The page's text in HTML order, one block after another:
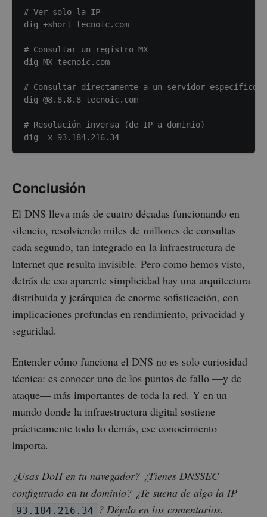
# Ver solo la IP
dig +short tecnoic.com
# Consultar un registro MX
dig MX tecnoic.com
# Consultar directamente a un servidor específico
dig @8.8.8.8 tecnoic.com
# Resolución inversa (de IP a dominio)
Conclusión
El DNS lleva más de cuatro décadas funcionando en
silencio, resolviendo miles de millones de consultas
cada segundo, tan integrado en la infraestructura de
Internet que resulta invisible. Pero como hemos visto,
detrás de esa aparente simplicidad hay una arquitectura
distribuida y jerárquica de enorme sofisticación, con
implicaciones profundas en rendimiento, privacidad y
seguridad.
Entender cómo funciona el DNS no es solo curiosidad
técnica: es conocer uno de los puntos de fallo —y de
ataque— más importantes de toda la red. Y en un
mundo donde la infraestructura digital sostiene
prácticamente todo lo demás, ese conocimiento
importa.
¿Usas DoH en tu navegador? ¿Tienes DNSSEC
configurado en tu dominio? ¿Te suena de algo la IP
93.184.216.34 ? Déjalo en los comentarios.